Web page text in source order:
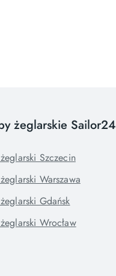
żeglarskie Sailor24
Szczecin
Warszawa
Gdańsk
Wrocław